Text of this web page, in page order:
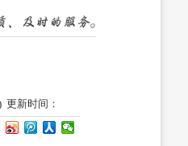
更新时间：